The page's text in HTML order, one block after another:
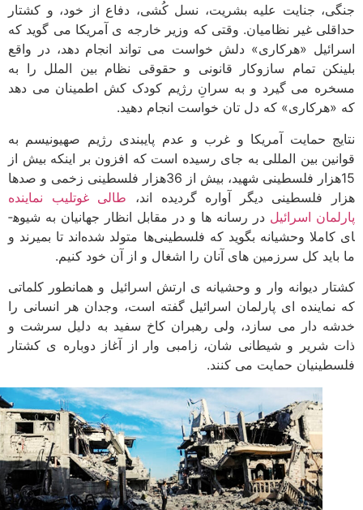
جنایت علیه بشریت، نسل کُشی، دفاع از خود، و کشتار
غیر نظامیان. وقتی که وزیر خارجه ی آمریکا می گوید که
«هرکاری» دلش خواست می تواند انجام دهد، در واقع
تمام سازوکار قانونی و حقوقی نظام بین الملل را به
می گیرد و به سرانِ رژیم کودک کش اطمینان می دهد
که دل تان خواست انجام دهید.
حمایت آمریکا و غرب و عدم پایبندی رژیم صهیونیسم به
بین المللی به جای رسیده است که افزون بر اینکه بیش از
15هزار فلسطینی شهید، بیش از 36هزار فلسطینی زخمی و صدها
فلسطینی دیگر آواره گردیده اند،طالی غوتلیب نماینده
اسرائیلدر رسانه ها و در مقابل انظار جهانیان به شیوه­
وحشیانه بگوید که فلسطینی‌ها متولد شده‌اند تا بمیرند و
کل سرزمین های آنان را اشغال و از آن خود کنیم.
دیوانه وار و وحشیانه ­ی ارتش اسرائیل و همانطور کلماتی
ای پارلمان اسرائیل گفته است، وجدان هر انسانی را
دار می سازد، ولی رهبران کاخ سفید به دلیل سرشت و
شریر و شیطانی شان، زامبی وار از آغاز دوباره ­ی کشتار
حمایت می کنند.